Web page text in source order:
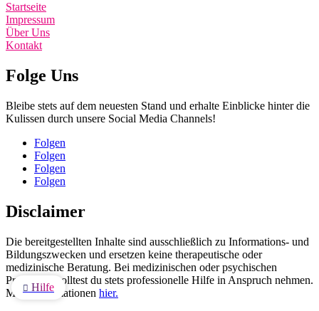
Startseite
Impressum
Über Uns
Kontakt
Folge Uns
Bleibe stets auf dem neuesten Stand und erhalte Einblicke hinter die
Kulissen durch unsere Social Media Channels!
Folgen
Folgen
Folgen
Folgen
Disclaimer
Die bereitgestellten Inhalte sind ausschließlich zu Informations- und
Bildungszwecken und ersetzen keine therapeutische oder
medizinische Beratung. Bei medizinischen oder psychischen
Problemen solltest du stets professionelle Hilfe in Anspruch nehmen.
Mehr Informationen hier.
 Hilfe